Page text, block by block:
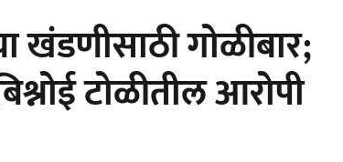
खंडणीसाठी गोळीबार;
टोळीतील आरोपी